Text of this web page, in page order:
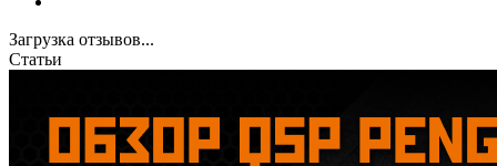
Загрузка отзывов...
Статьи